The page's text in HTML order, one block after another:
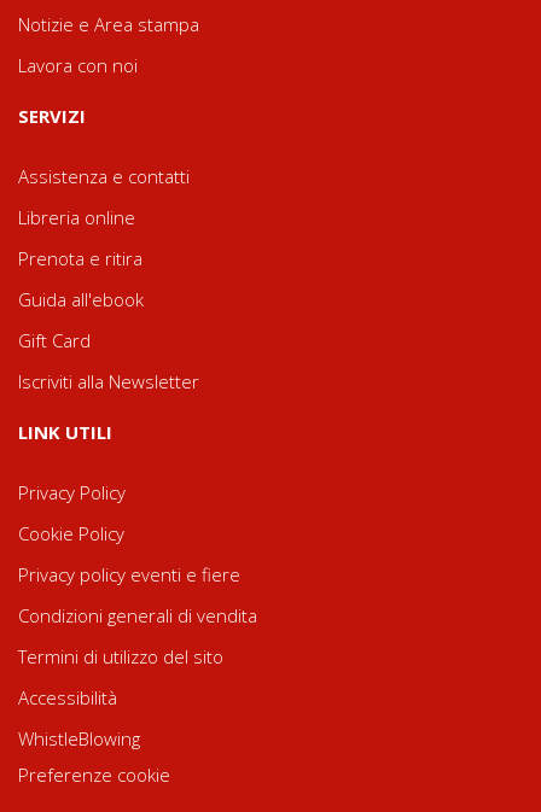
Notizie e Area stampa
Lavora con noi
SERVIZI
Assistenza e contatti
Libreria online
Prenota e ritira
Guida all'ebook
Gift Card
Iscriviti alla Newsletter
LINK UTILI
Privacy Policy
Cookie Policy
Privacy policy eventi e fiere
Condizioni generali di vendita
Termini di utilizzo del sito
Accessibilità
WhistleBlowing
Preferenze cookie